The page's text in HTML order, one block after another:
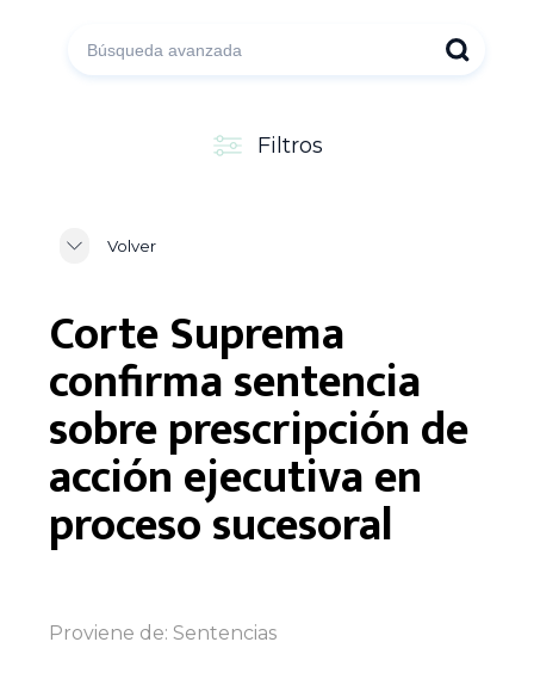
Filtros
Volver
Corte Suprema
confirma sentencia
sobre prescripción de
acción ejecutiva en
proceso sucesoral
Proviene de: Sentencias